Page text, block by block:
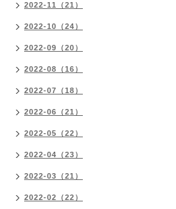
2022-11（21）
2022-10（24）
2022-09（20）
2022-08（16）
2022-07（18）
2022-06（21）
2022-05（22）
2022-04（23）
2022-03（21）
2022-02（22）